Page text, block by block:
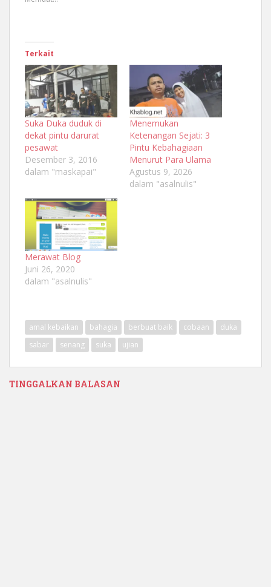
Terkait
Suka Duka duduk di
dekat pintu darurat
pesawat
Desember 3, 2016
dalam "maskapai"
Menemukan
Ketenangan Sejati: 3
Pintu Kebahagiaan
Menurut Para Ulama
Agustus 9, 2026
dalam "asalnulis"
Merawat Blog
Juni 26, 2020
dalam "asalnulis"
amal kebaikan bahagia berbuat baik cobaan
duka
sabar
senang suka ujian
TINGGALKAN BALASAN